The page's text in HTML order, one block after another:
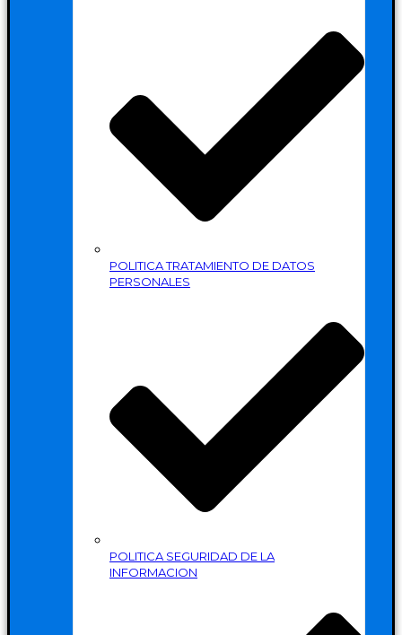
POLITICA TRATAMIENTO DE DATOS
PERSONALES
POLITICA SEGURIDAD DE LA
INFORMACION